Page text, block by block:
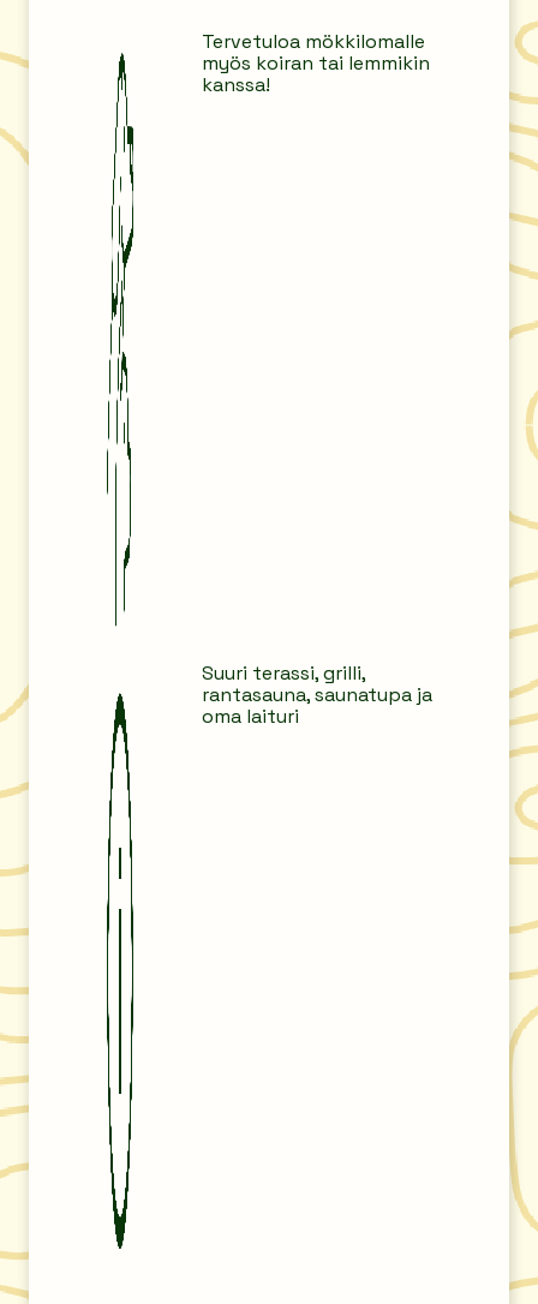
Tervetuloa mökkilomalle
myös koiran tai lemmikin
kanssa!
Suuri terassi, grilli,
rantasauna, saunatupa ja
oma laituri